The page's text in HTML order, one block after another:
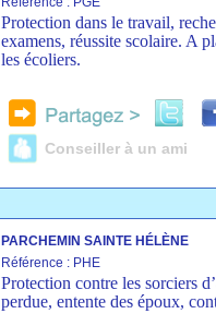
Protection dans le travail,
examens, réussite scolaire. A
les écoliers.
Conseiller à un ami
PARCHEMIN SAINTE HÉLÈNE
Référence : PHE
Protection contre les sorciers
perdue, entente des époux,